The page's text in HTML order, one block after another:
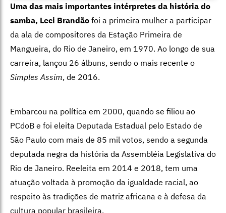
Uma das mais importantes intérpretes da história do
samba, Leci Brandão foi a primeira mulher a participar
da ala de compositores da Estação Primeira de
Mangueira, do Rio de Janeiro, em 1970. Ao longo de sua
carreira, lançou 26 álbuns, sendo o mais recente o
Simples Assim, de 2016.
Embarcou na política em 2000, quando se filiou ao
PCdoB e foi eleita Deputada Estadual pelo Estado de
São Paulo com mais de 85 mil votos, sendo a segunda
deputada negra da história da Assembléia Legislativa do
Rio de Janeiro. Reeleita em 2014 e 2018, tem uma
atuação voltada à promoção da igualdade racial, ao
respeito às tradições de matriz africana e à defesa da
cultura popular brasileira.